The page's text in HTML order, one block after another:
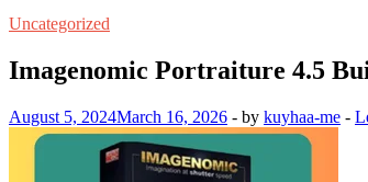
Uncategorized
Imagenomic Portraiture 4.5
August 5, 2024March 16, 2026 - by kuyhaa-me -